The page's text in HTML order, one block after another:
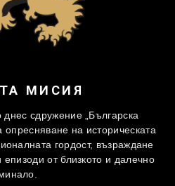
МИСИЯ
сдружение „Българска
опресняване на историческата
гордост, възраждане
от близкото и далечно